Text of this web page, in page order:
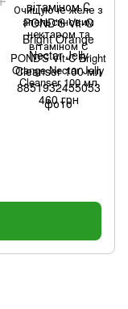
Очищуюче желе з
апельсиновим
нектаром та
вітаміном С
POND'S Vit-C Bright
Orange Nectar Jelly
Cleanser 100 мл
460 грн